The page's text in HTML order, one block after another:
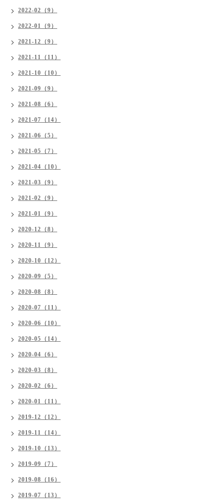
2022-02（9）
2022-01（9）
2021-12（9）
2021-11（11）
2021-10（10）
2021-09（9）
2021-08（6）
2021-07（14）
2021-06（5）
2021-05（7）
2021-04（10）
2021-03（9）
2021-02（9）
2021-01（9）
2020-12（8）
2020-11（9）
2020-10（12）
2020-09（5）
2020-08（8）
2020-07（11）
2020-06（10）
2020-05（14）
2020-04（6）
2020-03（8）
2020-02（6）
2020-01（11）
2019-12（12）
2019-11（14）
2019-10（13）
2019-09（7）
2019-08（16）
2019-07（13）